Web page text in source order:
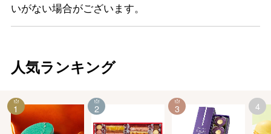
いがない場合がございます。
人気ランキング
1 2 3 4